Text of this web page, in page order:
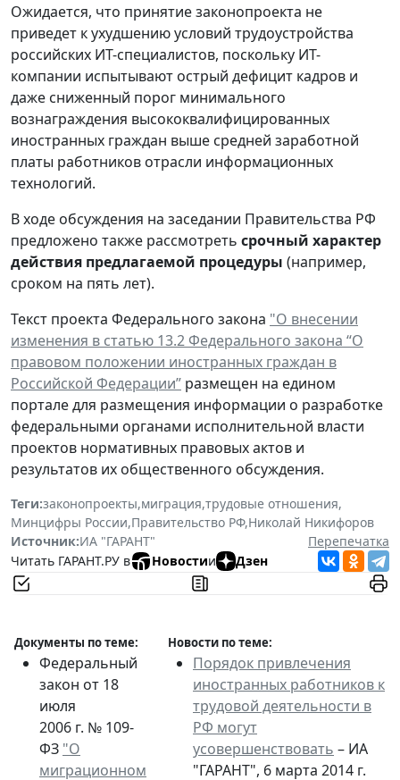
Ожидается, что принятие законопроекта не
приведет к ухудшению условий трудоустройства
российских ИТ-специалистов, поскольку ИТ-
компании испытывают острый дефицит кадров и
даже сниженный порог минимального
вознаграждения высококвалифицированных
иностранных граждан выше средней заработной
платы работников отрасли информационных
технологий.
В ходе обсуждения на заседании Правительства РФ
предложено также рассмотреть срочный характер
действия предлагаемой процедуры (например,
сроком на пять лет).
Текст проекта Федерального закона "О внесении
изменения в статью 13.2 Федерального закона “О
правовом положении иностранных граждан в
Российской Федерации” размещен на едином
портале для размещения информации о разработке
федеральными органами исполнительной власти
проектов нормативных правовых актов и
результатов их общественного обсуждения.
Теги:законопроекты,миграция,трудовые отношения,
Минцифры России,Правительство РФ,Николай Никифоров
Источник:ИА "ГАРАНТ"
Перепечатка
Читать ГАРАНТ.РУ в
Новостии Дзен
Документы по теме: Новости по теме:
Федеральный
закон от 18
июля
2006 г. № 109-
ФЗ "О
миграционном
Порядок привлечения
иностранных работников к
трудовой деятельности в
РФ могут
усовершенствовать – ИА
"ГАРАНТ", 6 марта 2014 г.